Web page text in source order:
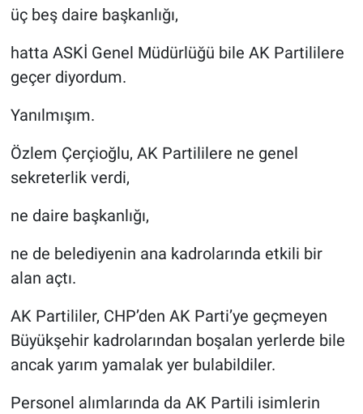
üç beş daire başkanlığı,
hatta ASKİ Genel Müdürlüğü bile AK Partililere
geçer diyordum.
Yanılmışım.
Özlem Çerçioğlu, AK Partililere ne genel
sekreterlik verdi,
ne daire başkanlığı,
ne de belediyenin ana kadrolarında etkili bir
alan açtı.
AK Partililer, CHP’den AK Parti’ye geçmeyen
Büyükşehir kadrolarından boşalan yerlerde bile
ancak yarım yamalak yer bulabildiler.
Personel alımlarında da AK Partili isimlerin